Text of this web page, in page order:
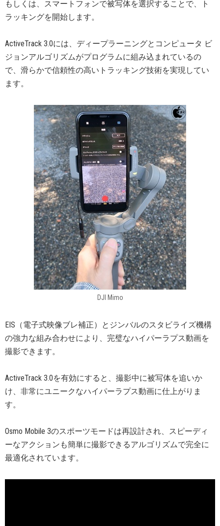
もしくは、スマートフォンで被写体を選択することで、ト
ラッキングを開始します。
ActiveTrack 3.0には、ディープラーニングとコンピュータ ビ
ジョンアルゴリズムがプログラムに組み込まれているの
で、滑らかで信頼性の高いトラッキング技術を実現してい
ます。
DJI Mimo
EIS（電子式映像ブレ補正）とジンバルのスタビライズ機構
の強力な組み合わせにより、完璧なハイパーラプス動画を
撮影できます。
ActiveTrack 3.0を有効にすると、撮影中に被写体を追いか
け、非常にユニークなハイパーラプス動画に仕上がりま
す。
Osmo Mobile 3のスポーツモードは再設計され、スピーディ
ーなアクションも簡単に撮影できるアルゴリズムで完全に
最適化されています。